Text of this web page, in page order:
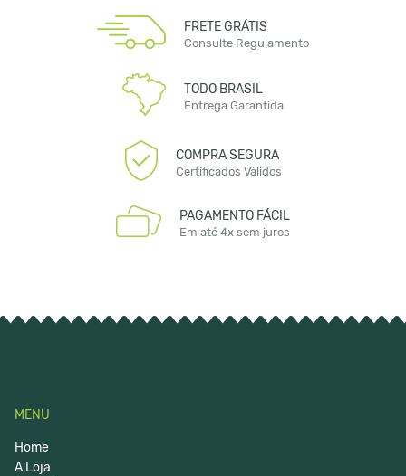
FRETE GRÁTIS
Consulte Regulamento
TODO BRASIL
Entrega Garantida
COMPRA SEGURA
Certificados Válidos
PAGAMENTO FÁCIL
Em até 4x sem juros
MENU
Home
A Loja